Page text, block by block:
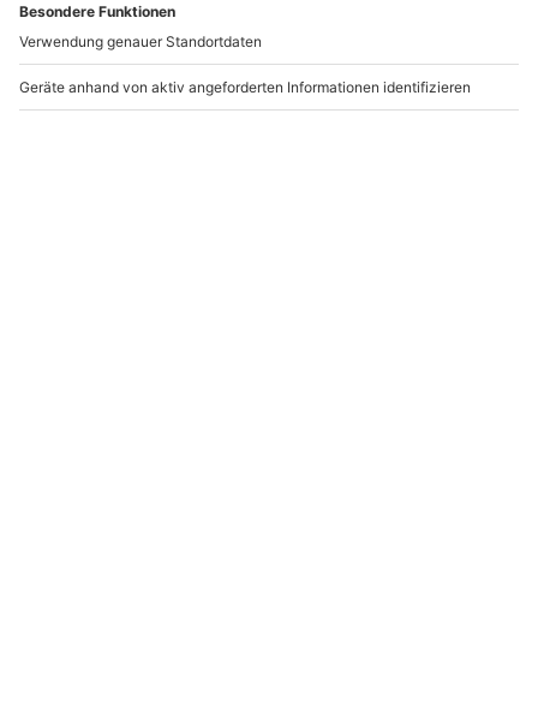
Aromaöl-Massage
Gronau - Münster
Hot Stone Massage
Neukirchen-Vluyn